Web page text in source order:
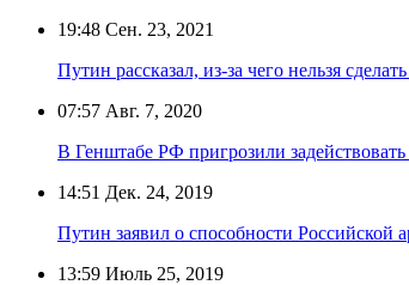
19:48 Сен. 23, 2021
Путин рассказал, из-за чего нельзя
07:57 Авг. 7, 2020
В Генштабе РФ пригрозили
14:51 Дек. 24, 2019
Путин заявил о способности Российской
13:59 Июль 25, 2019